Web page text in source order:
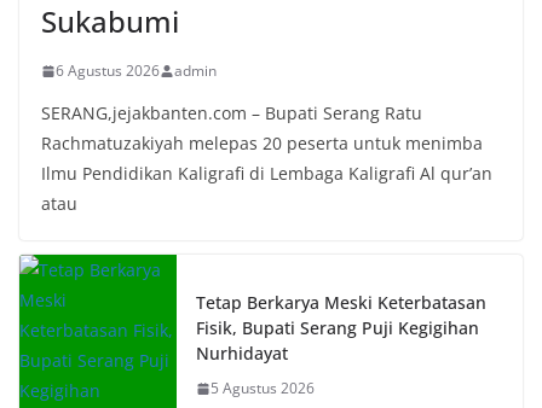
Sukabumi
6 Agustus 2026 admin
SERANG,jejakbanten.com – Bupati Serang Ratu
Rachmatuzakiyah melepas 20 peserta untuk menimba
Ilmu Pendidikan Kaligrafi di Lembaga Kaligrafi Al qur’an
atau
Tetap Berkarya Meski Keterbatasan
Fisik, Bupati Serang Puji Kegigihan
Nurhidayat
5 Agustus 2026